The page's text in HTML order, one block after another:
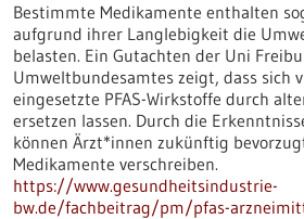
Bestimmte Medikamente enthalten
aufgrund ihrer Langlebigkeit die
belasten. Ein Gutachten der Uni
Umweltbundesamtes zeigt, dass sich
eingesetzte PFAS-Wirkstoffe durch
ersetzen lassen. Durch die
können Ärzt*innen zukünftig
Medikamente verschreiben.
https://www.gesundheitsindustrie-
bw.de/fachbeitrag/pm/pfas-